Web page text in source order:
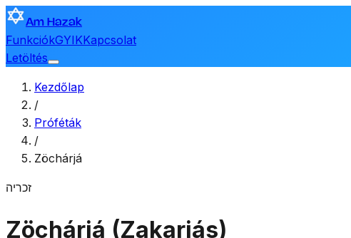
Am Hazak
FunkciókGYIKKapcsolat
Letöltés
Kezdőlap
/
Próféták
/
Zöchárjá
זכריה
Zöchárjá (Zakariás)